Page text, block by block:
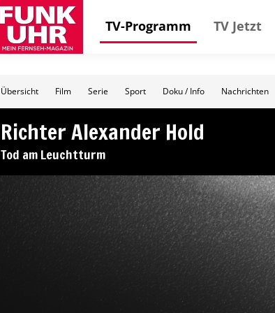
TV-Programm TV Jetzt
Übersicht Film Serie Sport Doku / Info Nachrichten
Richter Alexander Hold
Tod am Leuchtturm